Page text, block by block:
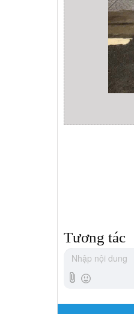
Tương tác